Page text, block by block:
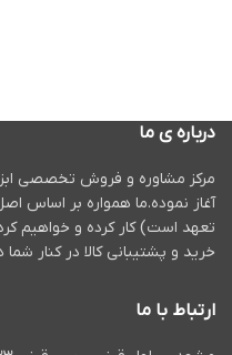
درباره ی ما
آغاز نموده.ما همواره بر اساس
تعهد است) کار کرده و خواهیم
خرید و پشتیبانی کالا در کنار
ارتباط با ما